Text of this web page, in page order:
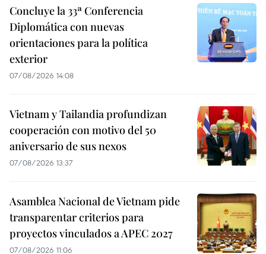
Concluye la 33ª Conferencia
Diplomática con nuevas
orientaciones para la política
exterior
07/08/2026 14:08
Vietnam y Tailandia profundizan
cooperación con motivo del 50
aniversario de sus nexos
07/08/2026 13:37
Asamblea Nacional de Vietnam pide
transparentar criterios para
proyectos vinculados a APEC 2027
07/08/2026 11:06